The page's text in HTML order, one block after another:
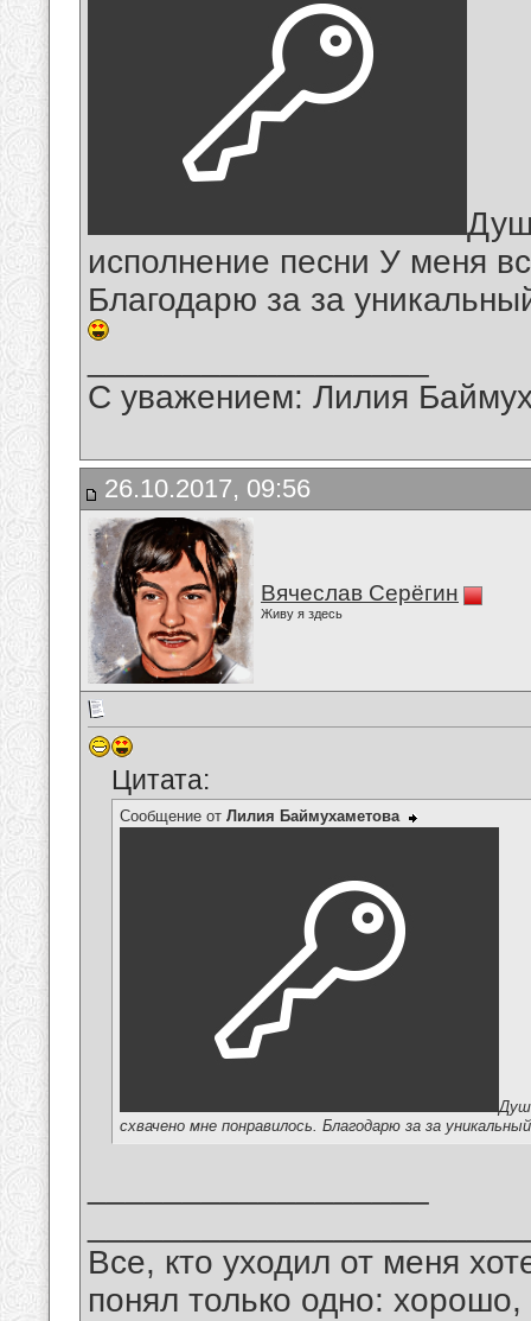
исполнение песни У меня
Благодарю за за
С уважением: Лилия
26.10.2017, 09:56
Вячеслав Серёгин
Живу я здесь
Цитата:
Сообщение от Лилия Баймухаметова
схвачено мне понравилось. Благодарю за за
Все, кто уходил от меня
понял только одно: